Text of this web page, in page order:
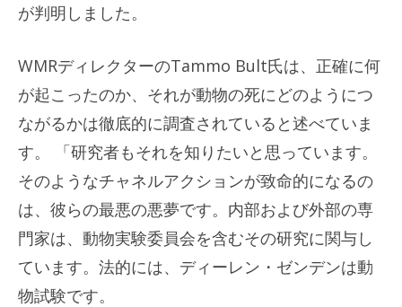
が判明しました。
WMRディレクターのTammo Bult氏は、正確に何
が起こったのか、それが動物の死にどのようにつ
ながるかは徹底的に調査されていると述べていま
す。 「研究者もそれを知りたいと思っています。
そのようなチャネルアクションが致命的になるの
は、彼らの最悪の悪夢です。内部および外部の専
門家は、動物実験委員会を含むその研究に関与し
ています。法的には、ディーレン・ゼンデンは動
物試験です。